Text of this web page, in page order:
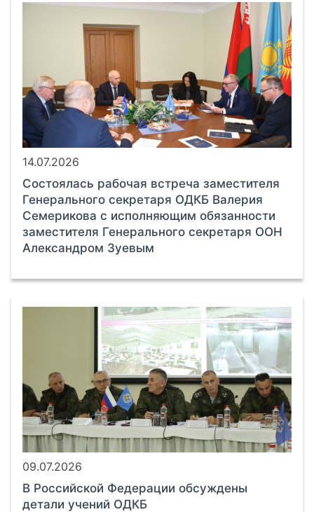
14.07.2026
Состоялась рабочая встреча заместителя
Генерального секретаря ОДКБ Валерия
Семерикова с исполняющим обязанности
заместителя Генерального секретаря ООН
Александром Зуевым
09.07.2026
В Российской Федерации обсуждены
детали учений ОДКБ